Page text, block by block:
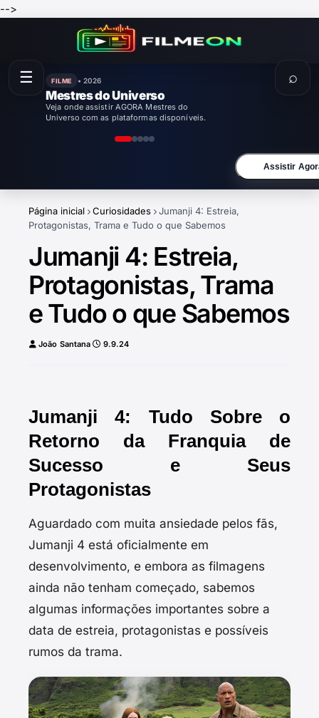
-->
FILME • 2026
Mestres do Universo
Veja onde assistir AGORA Mestres do
Universo com as plataformas disponíveis.
Assistir
Página inicial Curiosidades
Jumanji 4: Estreia,
Protagonistas, Trama e Tudo o que Sabemos
Jumanji 4: Estreia,
Protagonistas, Trama
e Tudo o que Sabemos
João Santana 9.9.24
Jumanji 4: Tudo Sobre o
Retorno da Franquia de
Sucesso e Seus
Protagonistas
Aguardado com muita ansiedade pelos fãs,
Jumanji 4 está oficialmente em
desenvolvimento, e embora as filmagens
ainda não tenham começado, sabemos
algumas informações importantes sobre a
data de estreia, protagonistas e possíveis
rumos da trama.
☰ ⌕